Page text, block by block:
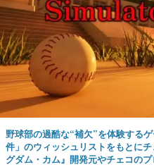
野球部の過酷な“補欠”を体験する
件」のウィッシュリストをもとに
グダム・カム』開発元やチェコの